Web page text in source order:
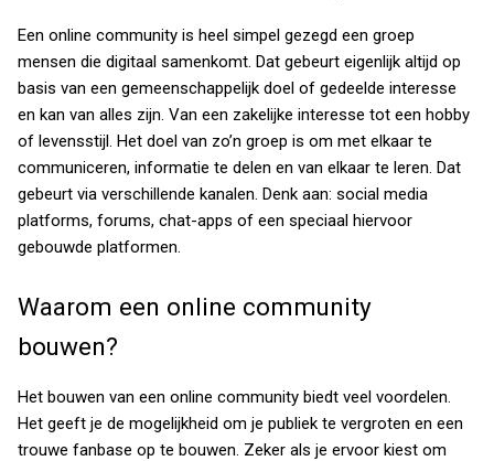
Een online community is heel simpel gezegd een groep
mensen die digitaal samenkomt. Dat gebeurt eigenlijk altijd op
basis van een gemeenschappelijk doel of gedeelde interesse
en kan van alles zijn. Van een zakelijke interesse tot een hobby
of levensstijl. Het doel van zo’n groep is om met elkaar te
communiceren, informatie te delen en van elkaar te leren. Dat
gebeurt via verschillende kanalen. Denk aan: social media
platforms, forums, chat-apps of een speciaal hiervoor
gebouwde platformen.
Waarom een online community
bouwen?
Het bouwen van een online community biedt veel voordelen.
Het geeft je de mogelijkheid om je publiek te vergroten en een
trouwe fanbase op te bouwen. Zeker als je ervoor kiest om